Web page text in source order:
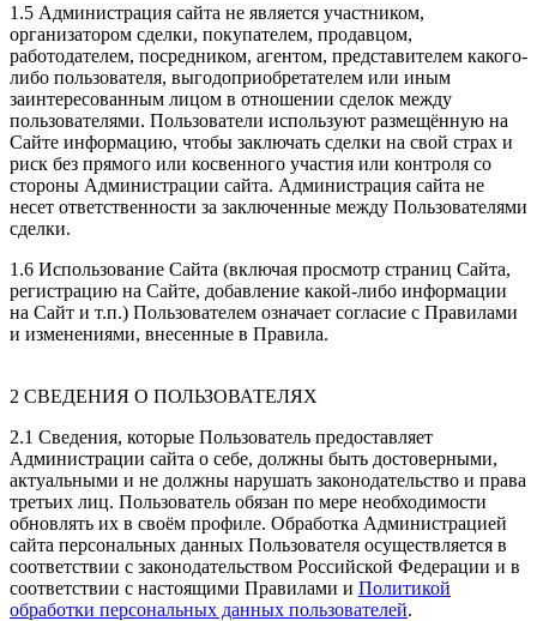
1.5 Администрация сайта не является участником,
организатором сделки, покупателем, продавцом,
работодателем, посредником, агентом, представителем какого-
либо пользователя, выгодоприобретателем или иным
заинтересованным лицом в отношении сделок между
пользователями. Пользователи используют размещённую на
Сайте информацию, чтобы заключать сделки на свой страх и
риск без прямого или косвенного участия или контроля со
стороны Администрации сайта. Администрация сайта не
несет ответственности за заключенные между Пользователями
сделки.
1.6 Использование Сайта (включая просмотр страниц Сайта,
регистрацию на Сайте, добавление какой-либо информации
на Сайт и т.п.) Пользователем означает согласие с Правилами
и изменениями, внесенные в Правила.
2 СВЕДЕНИЯ О ПОЛЬЗОВАТЕЛЯХ
2.1 Сведения, которые Пользователь предоставляет
Администрации сайта о себе, должны быть достоверными,
актуальными и не должны нарушать законодательство и права
третьих лиц. Пользователь обязан по мере необходимости
обновлять их в своём профиле. Обработка Администрацией
сайта персональных данных Пользователя осуществляется в
соответствии с законодательством Российской Федерации и в
соответствии с настоящими Правилами и Политикой
обработки персональных данных пользователей.